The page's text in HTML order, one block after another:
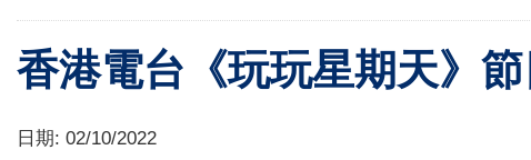
香港電台《玩玩星期天》
日期: 02/10/2022